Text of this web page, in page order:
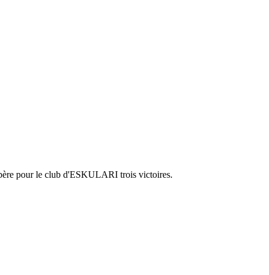
pour le club d'ESKULARI trois victoires.